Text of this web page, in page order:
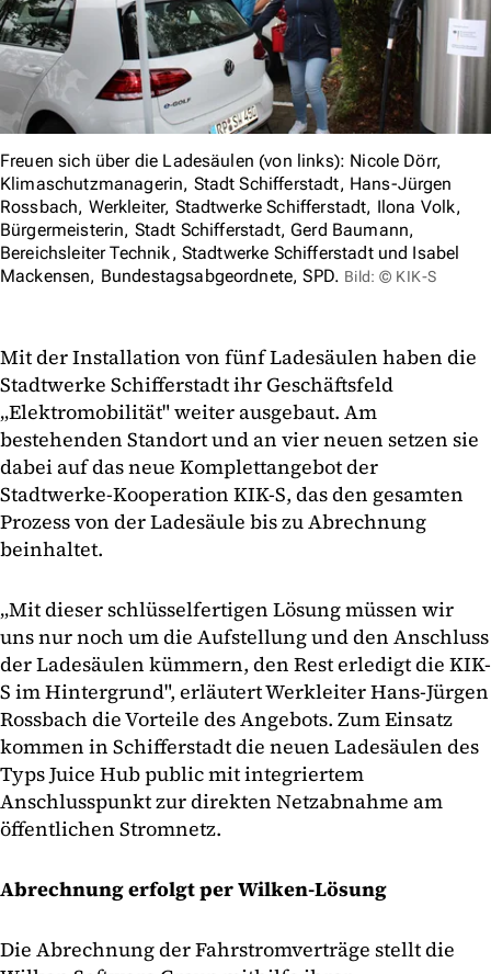
Freuen sich über die Ladesäulen (von links): Nicole Dörr,
Klimaschutzmanagerin, Stadt Schifferstadt, Hans-Jürgen
Rossbach, Werkleiter, Stadtwerke Schifferstadt, Ilona Volk,
Bürgermeisterin, Stadt Schifferstadt, Gerd Baumann,
Bereichsleiter Technik, Stadtwerke Schifferstadt und Isabel
Mackensen, Bundestagsabgeordnete, SPD. Bild: © KIK-S
Mit der Installation von fünf Ladesäulen haben die
Stadtwerke Schifferstadt ihr Geschäftsfeld
„Elektromobilität" weiter ausgebaut. Am
bestehenden Standort und an vier neuen setzen sie
dabei auf das neue Komplettangebot der
Stadtwerke-Kooperation KIK-S, das den gesamten
Prozess von der Ladesäule bis zu Abrechnung
beinhaltet.
„Mit dieser schlüsselfertigen Lösung müssen wir
uns nur noch um die Aufstellung und den Anschluss
der Ladesäulen kümmern, den Rest erledigt die KIK-
S im Hintergrund", erläutert Werkleiter Hans-Jürgen
Rossbach die Vorteile des Angebots. Zum Einsatz
kommen in Schifferstadt die neuen Ladesäulen des
Typs Juice Hub public mit integriertem
Anschlusspunkt zur direkten Netzabnahme am
öffentlichen Stromnetz.
Abrechnung erfolgt per Wilken-Lösung
Die Abrechnung der Fahrstromverträge stellt die